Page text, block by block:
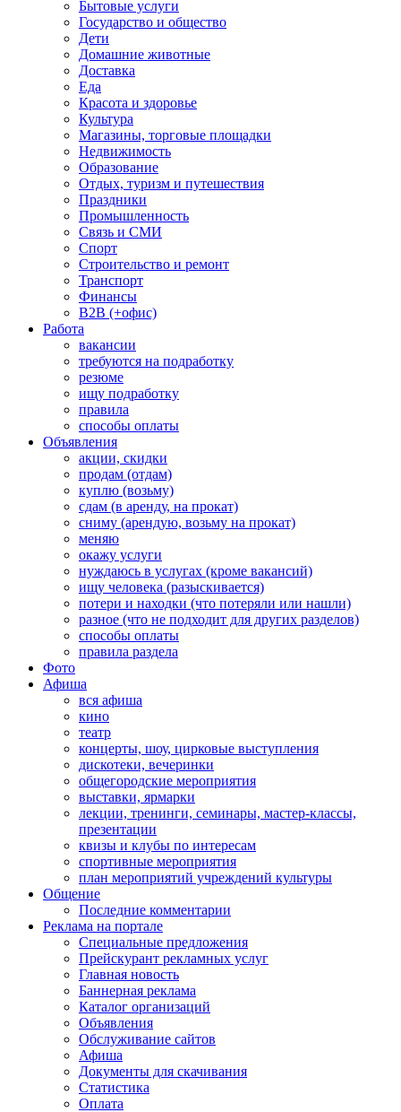
Бытовые услуги
Государство и общество
Дети
Домашние животные
Доставка
Еда
Красота и здоровье
Культура
Магазины, торговые площадки
Недвижимость
Образование
Отдых, туризм и путешествия
Праздники
Промышленность
Связь и СМИ
Спорт
Строительство и ремонт
Транспорт
Финансы
B2B (+офис)
Работа
вакансии
требуются на подработку
резюме
ищу подработку
правила
способы оплаты
Объявления
акции, скидки
продам (отдам)
куплю (возьму)
сдам (в аренду, на прокат)
сниму (арендую, возьму на прокат)
меняю
окажу услуги
нуждаюсь в услугах (кроме вакансий)
ищу человека (разыскивается)
потери и находки (что потеряли или нашли)
разное (что не подходит для других разделов)
способы оплаты
правила раздела
Фото
Афиша
вся афиша
кино
театр
концерты, шоу, цирковые выступления
дискотеки, вечеринки
общегородские мероприятия
выставки, ярмарки
лекции, тренинги, семинары, мастер-классы,
презентации
квизы и клубы по интересам
спортивные мероприятия
план мероприятий учреждений культуры
Общение
Последние комментарии
Реклама на портале
Специальные предложения
Прейскурант рекламных услуг
Главная новость
Баннерная реклама
Каталог организаций
Объявления
Обслуживание сайтов
Афиша
Документы для скачивания
Статистика
Оплата